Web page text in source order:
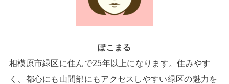
ぽこまる
相模原市緑区に住んで25年以上になります。住みやす
く、都心にも山間部にもアクセスしやすい緑区の魅力を